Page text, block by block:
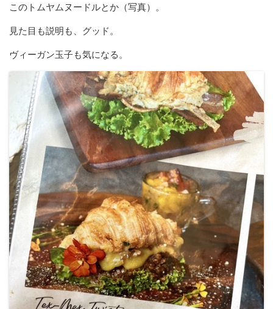
このトムヤムヌードルとか（写真）。
見た目も説明も、グッド。
ヴィーガン玉子も気になる。